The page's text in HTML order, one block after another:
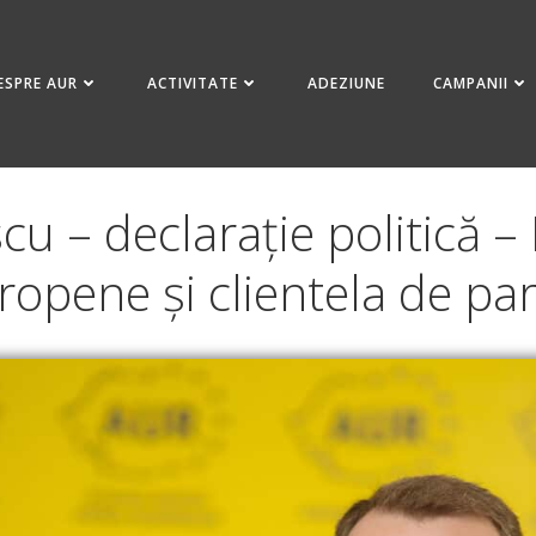
AUR ACTIVITATE ADEZIUNE CAMPANII
– declarație politică
și clientela de